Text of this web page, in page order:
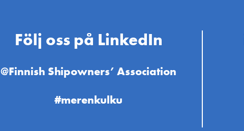
Följ oss på LinkedIn
@Finnish Shipowners’ Association
#merenkulku